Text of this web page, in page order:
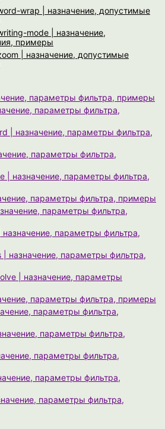
wrap | назначение, допустимые
mode | назначение,
примеры
| назначение, допустимые
параметры фильтра, примеры
параметры фильтра,
| назначение, параметры фильтра,
параметры фильтра,
| назначение, параметры фильтра,
параметры фильтра, примеры
параметры фильтра,
назначение, параметры фильтра,
| назначение, параметры фильтра,
| назначение, параметры
параметры фильтра, примеры
параметры фильтра,
параметры фильтра,
параметры фильтра,
параметры фильтра,
параметры фильтра,